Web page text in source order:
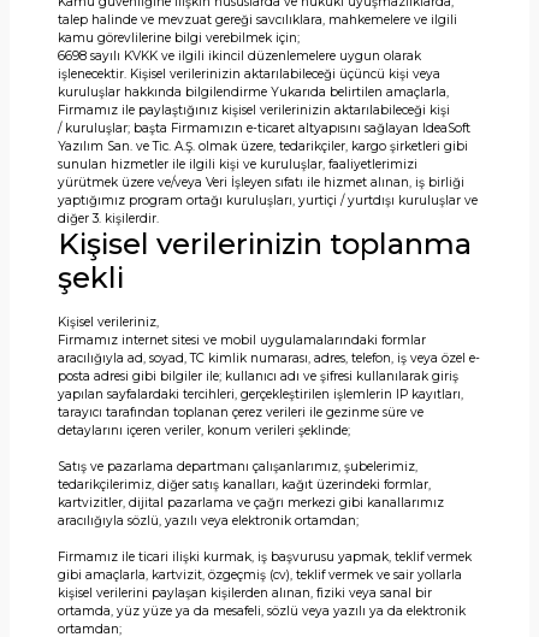
talep halinde ve mevzuat gereği savcılıklara, mahkemelere ve ilgili
kamu görevlilerine bilgi verebilmek için;
6698 sayılı KVKK ve ilgili ikincil düzenlemelere uygun olarak
işlenecektir. Kişisel verilerinizin aktarılabileceği üçüncü kişi veya
kuruluşlar hakkında bilgilendirme Yukarıda belirtilen amaçlarla,
Firmamız ile paylaştığınız kişisel verilerinizin aktarılabileceği kişi
/ kuruluşlar; başta Firmamızın e-ticaret altyapısını sağlayan IdeaSoft
Yazılım San. ve Tic. A.Ş. olmak üzere, tedarikçiler, kargo şirketleri gibi
sunulan hizmetler ile ilgili kişi ve kuruluşlar, faaliyetlerimizi
yürütmek üzere ve/veya Veri İşleyen sıfatı ile hizmet alınan, iş birliği
yaptığımız program ortağı kuruluşları, yurtiçi / yurtdışı kuruluşlar ve
diğer 3. kişilerdir.
Kişisel verilerinizin toplanma
şekli
Kişisel verileriniz,
Firmamız internet sitesi ve mobil uygulamalarındaki formlar
aracılığıyla ad, soyad, TC kimlik numarası, adres, telefon, iş veya özel e-
posta adresi gibi bilgiler ile; kullanıcı adı ve şifresi kullanılarak giriş
yapılan sayfalardaki tercihleri, gerçekleştirilen işlemlerin IP kayıtları,
tarayıcı tarafından toplanan çerez verileri ile gezinme süre ve
detaylarını içeren veriler, konum verileri şeklinde;
Satış ve pazarlama departmanı çalışanlarımız, şubelerimiz,
tedarikçilerimiz, diğer satış kanalları, kağıt üzerindeki formlar,
kartvizitler, dijital pazarlama ve çağrı merkezi gibi kanallarımız
aracılığıyla sözlü, yazılı veya elektronik ortamdan;
Firmamız ile ticari ilişki kurmak, iş başvurusu yapmak, teklif vermek
gibi amaçlarla, kartvizit, özgeçmiş (cv), teklif vermek ve sair yollarla
kişisel verilerini paylaşan kişilerden alınan, fiziki veya sanal bir
ortamda, yüz yüze ya da mesafeli, sözlü veya yazılı ya da elektronik
ortamdan;